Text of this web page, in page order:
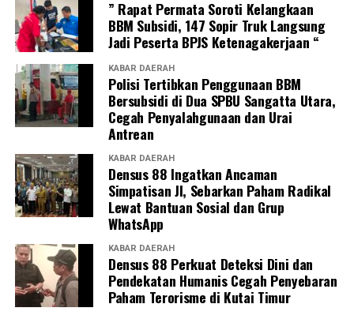
” Rapat Permata Soroti Kelangkaan
BBM Subsidi, 147 Sopir Truk Langsung
Jadi Peserta BPJS Ketenagakerjaan “
KABAR DAERAH
Polisi Tertibkan Penggunaan BBM
Bersubsidi di Dua SPBU Sangatta Utara,
Cegah Penyalahgunaan dan Urai
Antrean
KABAR DAERAH
Densus 88 Ingatkan Ancaman
Simpatisan JI, Sebarkan Paham Radikal
Lewat Bantuan Sosial dan Grup
WhatsApp
KABAR DAERAH
Densus 88 Perkuat Deteksi Dini dan
Pendekatan Humanis Cegah Penyebaran
Paham Terorisme di Kutai Timur